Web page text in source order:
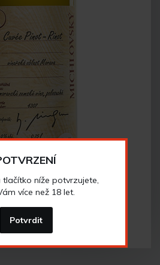
tlačítko níže potvrzujete,
více než 18 let.
Potvrdit